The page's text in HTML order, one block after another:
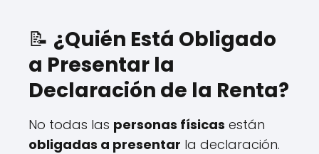
📝 ¿Quién Está Obligado
a Presentar la
Declaración de la Renta?
No todas las personas físicas están
obligadas a presentar la declaración.